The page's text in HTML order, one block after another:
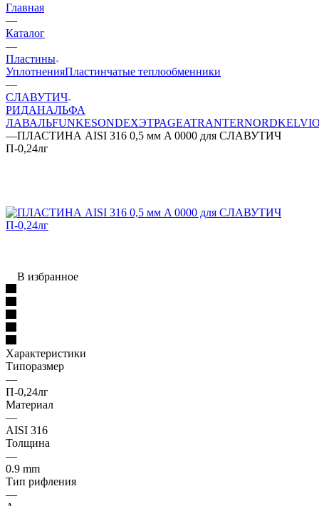
Главная
—
Каталог
—
Пластины
УплотненияПластинчатые теплообменники
—
СЛАВУТИЧ
РИДАНАЛЬФА
ЛАВАЛЬFUNKESONDEXЭТРАGEATRANTERNORD
—ПЛАСТИНА AISI 316 0,5 мм A 0000 для СЛАВУТИЧ
П-0,24лг
В избранное
Характеристики
Типоразмер
—
П-0,24лг
Материал
—
AISI 316
Толщина
—
0.9 mm
Тип рифления
—